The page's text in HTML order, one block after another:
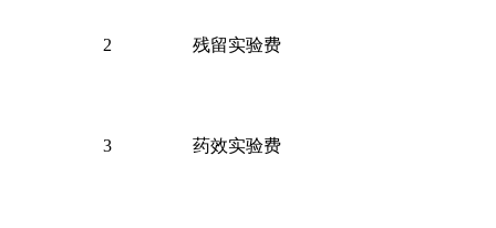
2 残留实验费
3 药效实验费